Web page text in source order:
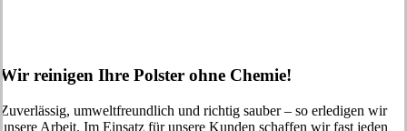
Wir reinigen Ihre Polster ohne Chemie!
Zuverlässig, umweltfreundlich und richtig sauber – so erledigen wir
unsere Arbeit. Im Einsatz für unsere Kunden schaffen wir fast jeden